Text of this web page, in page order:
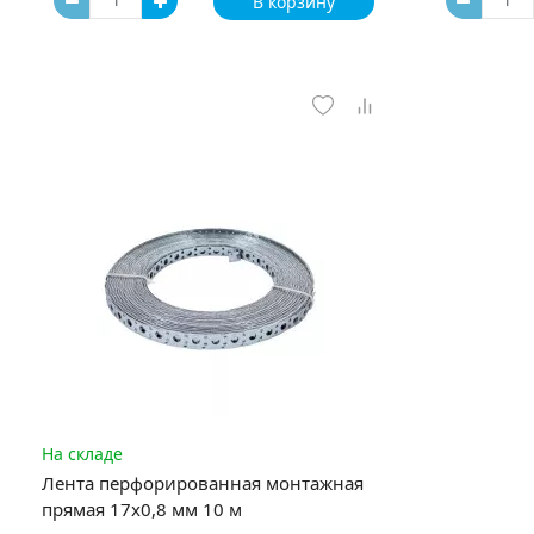
На складе
Лента перфорированная монтажная
прямая 17x0,8 мм 10 м